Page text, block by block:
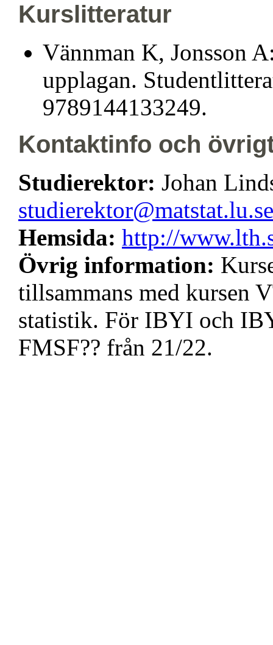
Kurslitteratur
Vännman K, Jonsson
upplagan.
9789144133249.
Kontaktinfo och
Studierektor: Johan
studierektor@matstat.lu.se
Hemsida: http://
Övrig information:
tillsammans med kursen
statistik. För IBYI och
FMSF?? från 21/22.